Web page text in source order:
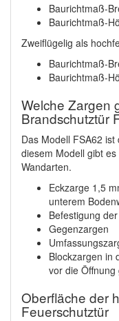
Baurichtmaß-
Baurichtmaß-
Zweiflügelig als
Baurichtmaß-
Baurichtmaß-
Welche Zargen
Brandschutztür
Das Modell FSA62
diesem Modell gibt
Wandarten.
Eckzarge 1,5
unterem
Befestigung
Gegenzargen
Blockzargen in
vor die
Oberfläche der
Feuerschutztür